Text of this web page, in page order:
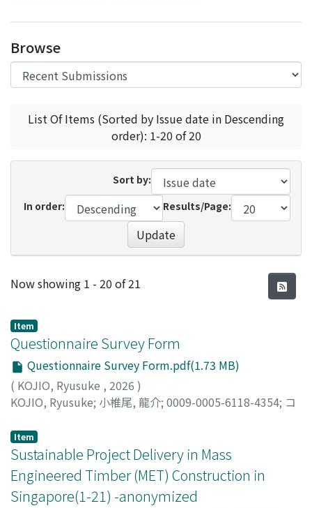
Access Statistics
Library Network
Browse
List Of Items (Sorted by Issue date in Descending
order): 1-20 of 20
Sort by:
In order:
Results/Page:
Update
Recent Submissions
Now showing 1 - 20 of 21
Item
Questionnaire Survey Form
Questionnaire Survey Form.pdf(1.73 MB)
( KOJIO, Ryusuke , 2026 )
KOJIO, Ryusuke; 小椎尾, 龍介; 0009-0005-6118-4354; コ
Item
Sustainable Project Delivery in Mass
Engineered Timber (MET) Construction in
Singapore(1-21) -anonymized